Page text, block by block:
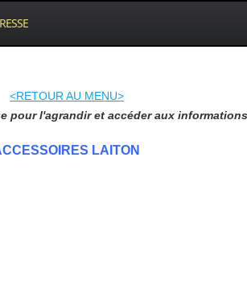
<RETOUR AU MENU>
pour l'agrandir et accéder aux
LAITON